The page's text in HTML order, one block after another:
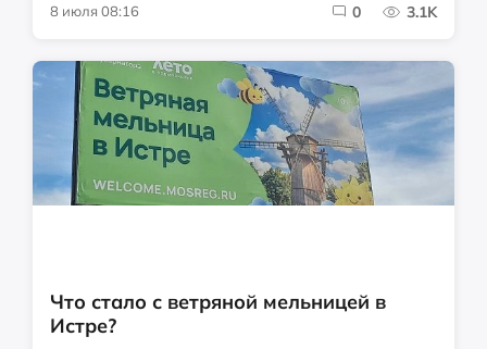
8 июля 08:16 0 3.1K
Что стало с ветряной мельницей в
Истре?